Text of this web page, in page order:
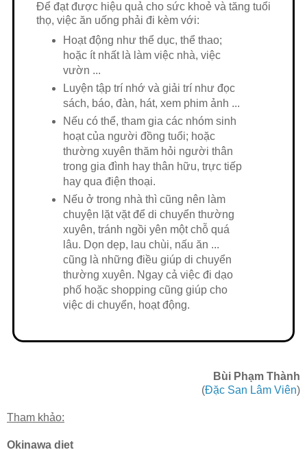
Để đạt được hiệu quả cho sức khoẻ và tăng tuổi
thọ, việc ăn uống phải đi kèm với:
Hoạt động như thể dục, thể thao;
hoặc ít nhất là làm việc nhà, việc
vườn ...
Luyện tập trí nhớ và giải trí như đọc
sách, báo, đàn, hát, xem phim ảnh ...
Nếu có thể, tham gia các nhóm sinh
hoạt của người đồng tuổi; hoặc
thường xuyên thăm hỏi người thân
trong gia đình hay thân hữu, trực tiếp
hay qua điện thoại.
Nếu ở trong nhà thì cũng nên làm
chuyện lặt vặt để di chuyển thường
xuyên, tránh ngồi yên một chỗ quá
lâu. Dọn dẹp, lau chùi, nấu ăn ...
cũng là những điều giúp di chuyển
thường xuyên. Ngay cả việc đi dạo
phố hoặc shopping cũng giúp cho
việc di chuyển, hoạt động.
Bùi Phạm Thành
(Đặc San Lâm Viên)
Tham khảo:
Okinawa diet